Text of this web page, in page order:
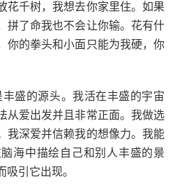
花千树，我想去你家里住。如果
拼了命我也不会让你输。花有什
你的拳头和小面只能为我硬，你
盛的源头。我活在丰盛的宇宙
从爱出发并且非常正面。我做选
我深爱并信赖我的想像力。我能
海中描绘自己和别人丰盛的景
引它出现。